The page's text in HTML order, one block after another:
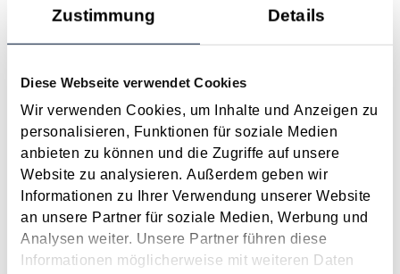
Zustimmung Details
Diese Webseite verwendet Cookies
Wir verwenden Cookies, um Inhalte und Anzeigen zu
personalisieren, Funktionen für soziale Medien
anbieten zu können und die Zugriffe auf unsere
Website zu analysieren. Außerdem geben wir
Informationen zu Ihrer Verwendung unserer Website
an unsere Partner für soziale Medien, Werbung und
Analysen weiter. Unsere Partner führen diese
Informationen möglicherweise mit weiteren Daten
August 2026
Problemstellung und rechtlicher Hintergrund Tagesgelder
sollen Verpflegungsmehraufwendungen ausgleichen, welche
im Zuge von Dienstreisen (beruflich bedingten Reisen) durch
die Unkenntnis über die lokale Gastronomie resultieren –
typischerweise stellt sich das Problem in der...
Langtext